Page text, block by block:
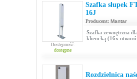
Dostępność:
dostępne
Szafka słupek
16J
Producent: Mantar
Szafka zewnętrzna
kliencką (16x
Rozdzielnica